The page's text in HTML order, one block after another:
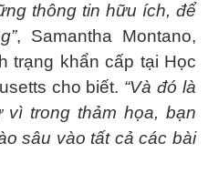
thông tin hữu ích, để
, Samantha Montano,
trạng khẩn cấp tại Học
cho biết. “Và đó là
trong thảm họa, bạn
sâu vào tất cả các bài